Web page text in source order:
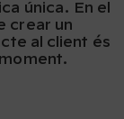
única. En el
crear un
al client és